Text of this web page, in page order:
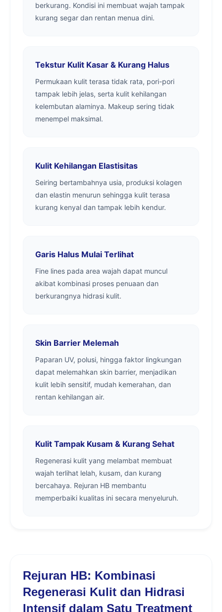
berkurang. Kondisi ini membuat wajah tampak
kurang segar dan rentan menua dini.
Tekstur Kulit Kasar & Kurang Halus
Permukaan kulit terasa tidak rata, pori-pori
tampak lebih jelas, serta kulit kehilangan
kelembutan alaminya. Makeup sering tidak
menempel maksimal.
Kulit Kehilangan Elastisitas
Seiring bertambahnya usia, produksi kolagen
dan elastin menurun sehingga kulit terasa
kurang kenyal dan tampak lebih kendur.
Garis Halus Mulai Terlihat
Fine lines pada area wajah dapat muncul
akibat kombinasi proses penuaan dan
berkurangnya hidrasi kulit.
Skin Barrier Melemah
Paparan UV, polusi, hingga faktor lingkungan
dapat melemahkan skin barrier, menjadikan
kulit lebih sensitif, mudah kemerahan, dan
rentan kehilangan air.
Kulit Tampak Kusam & Kurang Sehat
Regenerasi kulit yang melambat membuat
wajah terlihat lelah, kusam, dan kurang
bercahaya. Rejuran HB membantu
memperbaiki kualitas ini secara menyeluruh.
Rejuran HB: Kombinasi
Regenerasi Kulit dan Hidrasi
Intensif dalam Satu Treatment